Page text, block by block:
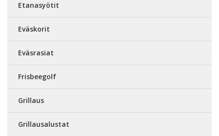
Etanasyötit
Eväskorit
Eväsrasiat
Frisbeegolf
Grillaus
Grillausalustat